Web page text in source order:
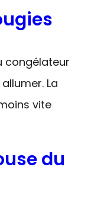
congélateur
La
vite
du